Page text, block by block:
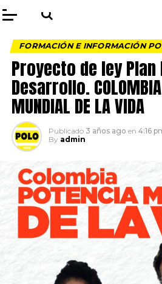
FORMACIÓN E INFORMACIÓN
Proyecto de ley Plan
Desarrollo. COLOMBIA
MUNDIAL DE LA VIDA
Publicado 3 años ago en 4:16
By admin